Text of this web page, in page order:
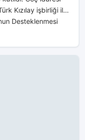
Kızılay işbirliği ile
Desteklenmesi